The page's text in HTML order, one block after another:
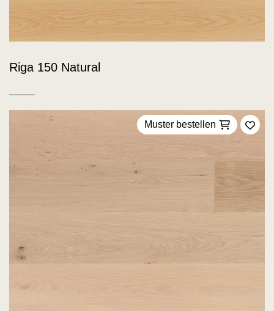
Riga 150 Natural
Muster bestellen
Zu